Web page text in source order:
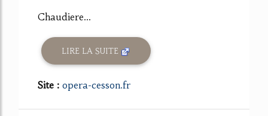
Chaudiere...
LIRE LA SUITE
Site : opera-cesson.fr